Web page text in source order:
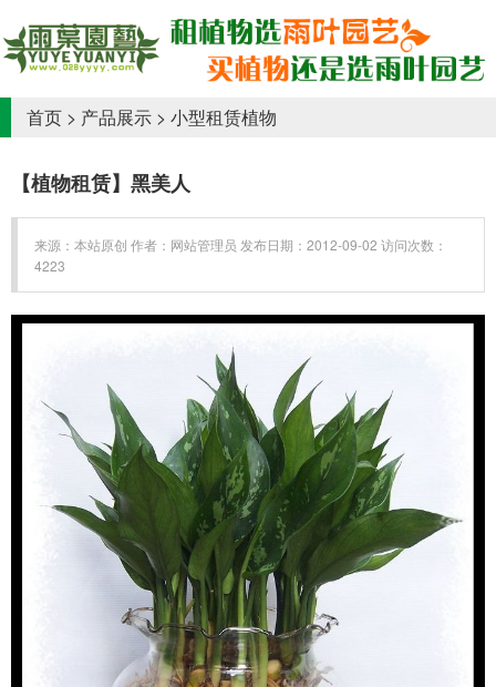
首页 > 产品展示 > 小型租赁植物
【植物租赁】黑美人
来源：本站原创 作者：网站管理员 发布日期：2012-09-02 访问次数：
4223